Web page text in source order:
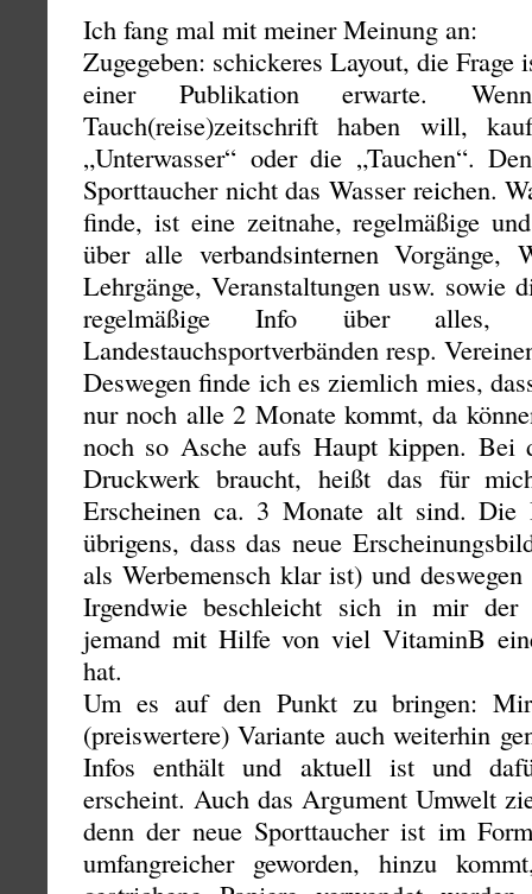
Ich fang mal mit meiner Meinung an:
Zugegeben: schickeres Layout, die Frage
einer Publikation erwarte.
Tauch(reise)zeitschrift haben will,
„Unterwasser“ oder die „Tauchen“.
Sporttaucher nicht das Wasser reichen.
finde, ist eine zeitnahe, regelmäßige
über alle verbandsinternen Vorgänge,
Lehrgänge, Veranstaltungen usw. sowie
regelmäßige Info über
Landestauchsportverbänden resp.
Deswegen finde ich es ziemlich mies,
nur noch alle 2 Monate kommt, da
noch so Asche aufs Haupt kippen. Bei
Druckwerk braucht, heißt das für
Erscheinen ca. 3 Monate alt sind. Die
übrigens, dass das neue
als Werbemensch klar ist) und
Irgendwie beschleicht sich in mir der
jemand mit Hilfe von viel VitaminB
hat.
Um es auf den Punkt zu bringen:
(preiswertere) Variante auch weiterhin
Infos enthält und aktuell ist und
erscheint. Auch das Argument Umwelt
denn der neue Sporttaucher ist im
umfangreicher geworden, hinzu